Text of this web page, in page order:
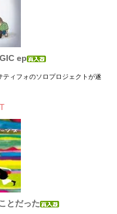
ep
ィフォのソロプロジェクトが遂
とだった